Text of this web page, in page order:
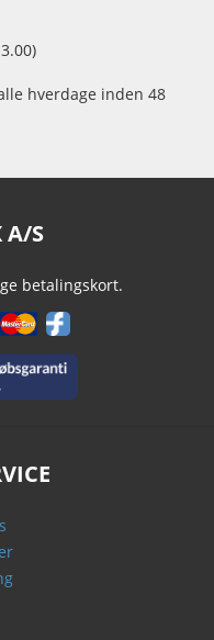
hverdage inden 48
A/S
betalingskort.